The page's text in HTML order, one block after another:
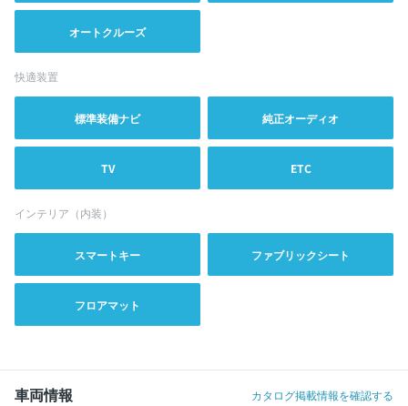
オートクルーズ
快適装置
標準装備ナビ 純正オーディオ
TV ETC
インテリア（内装）
スマートキー ファブリックシート
フロアマット
車両情報 カタログ掲載情報を確認する